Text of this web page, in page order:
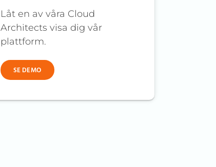
Låt en av våra Cloud
Architects visa dig vår
plattform.
SE DEMO